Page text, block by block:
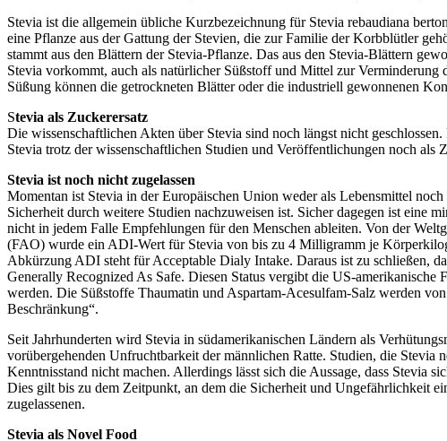
Stevia ist die allgemein übliche Kurzbezeichnung für Stevia rebaudiana
eine Pflanze aus der Gattung der Stevien, die zur Familie der Korbblütler
stammt aus den Blättern der Stevia-Pflanze. Das aus den Stevia-Blättern
Stevia vorkommt, auch als natürlicher Süßstoff und Mittel zur
Süßung können die getrockneten Blätter oder die industriell gewonnenen
Stevia als Zuckerersatz
Die wissenschaftlichen Akten über Stevia sind noch längst nicht
Stevia trotz der wissenschaftlichen Studien und Veröffentlichungen noch als
Stevia ist noch nicht zugelassen
Momentan ist Stevia in der Europäischen Union weder als Lebensmittel
Sicherheit durch weitere Studien nachzuweisen ist. Sicher dagegen ist eine
nicht in jedem Falle Empfehlungen für den Menschen ableiten. Von der
(FAO) wurde ein ADI-Wert für Stevia von bis zu 4 Milligramm je
Abkürzung ADI steht für Acceptable Dialy Intake. Daraus ist zu schließen,
Generally Recognized As Safe. Diesen Status vergibt die US-
werden. Die Süßstoffe Thaumatin und Aspartam-Acesulfam-Salz werden
Beschränkung“.
Seit Jahrhunderten wird Stevia in südamerikanischen Ländern als
vorübergehenden Unfruchtbarkeit der männlichen Ratte. Studien, die Stevia
Kenntnisstand nicht machen. Allerdings lässt sich die Aussage, dass Stevia
Dies gilt bis zu dem Zeitpunkt, an dem die Sicherheit und Ungefährlichkeit
zugelassenen.
Stevia als Novel Food